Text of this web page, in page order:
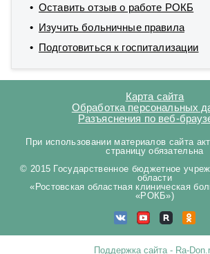
Оставить отзыв о работе РОКБ
Изучить больничные правила
Подготовиться к госпитализации
Карта сайта
Обработка персональных
Разъяснения по веб-
При использовании материалов сайта
страницу обязательна
© 2015 Государственное бюджетное
области
«Ростовская областная клиническая
«РОКБ»)
Поддержка сайта - Ra-